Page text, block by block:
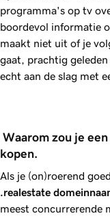
programma's op tv
boordevol informatie
maakt niet uit of je
gaat, prachtig
echt aan de slag met
kopen.
Als je (on)roerend
.realestate
meest concurrerende